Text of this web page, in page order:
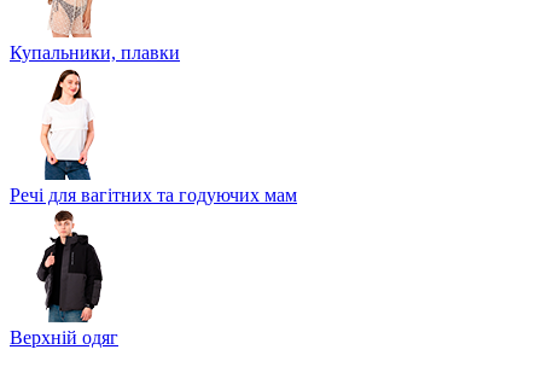
Купальники, плавки
Речі для вагітних та годуючих мам
Верхній одяг